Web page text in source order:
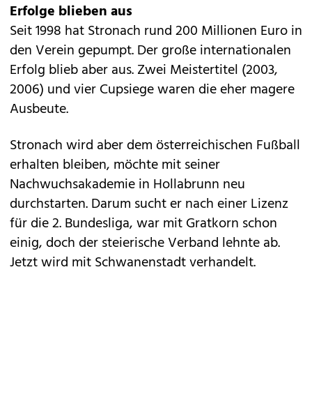
Erfolge blieben aus
Seit 1998 hat Stronach rund 200 Millionen Euro in
den Verein gepumpt. Der große internationalen
Erfolg blieb aber aus. Zwei Meistertitel (2003,
2006) und vier Cupsiege waren die eher magere
Ausbeute.
Stronach wird aber dem österreichischen Fußball
erhalten bleiben, möchte mit seiner
Nachwuchsakademie in Hollabrunn neu
durchstarten. Darum sucht er nach einer Lizenz
für die 2. Bundesliga, war mit Gratkorn schon
einig, doch der steierische Verband lehnte ab.
Jetzt wird mit Schwanenstadt verhandelt.